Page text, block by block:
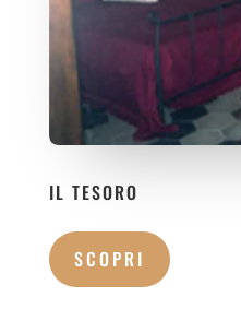
IL TESORO
SCOPRI